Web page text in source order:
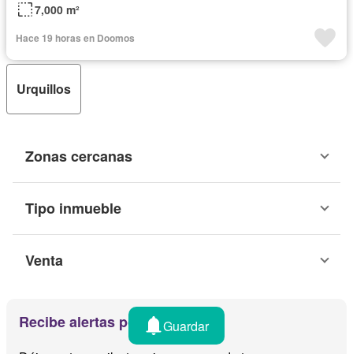
7,000 m²
Hace 19 horas en Doomos
Urquillos
Zonas cercanas
Tipo inmueble
Venta
Recibe alertas por emailGuardar